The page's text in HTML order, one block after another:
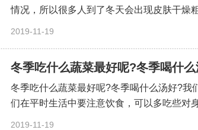
情况，所以很多人到了冬天会出现皮肤干燥
2019-11-19
冬季吃什么蔬菜最好呢?冬季喝什
冬季吃什么蔬菜最好呢?冬季喝什么汤好?我
们在平时生活中要注意饮食，可以多吃些对
2019-11-19